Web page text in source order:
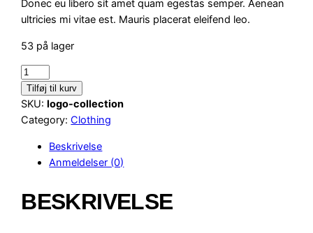
Donec eu libero sit amet quam egestas semper. Aenean
ultricies mi vitae est. Mauris placerat eleifend leo.
53 på lager
L
o
g
o
e
Tilføj til kurv
SKU:logo-collection
Category:Clothing
Beskrivelse
Anmeldelser (0)
BESKRIVELSE